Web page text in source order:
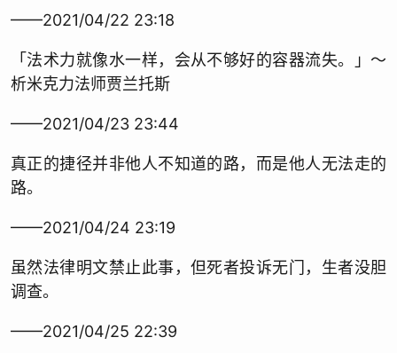
——2021/04/22 23:18
「法术力就像水一样，会从不够好的容器流失。」～
析米克力法师贾兰托斯
——2021/04/23 23:44
真正的捷径并非他人不知道的路，而是他人无法走的
路。
——2021/04/24 23:19
虽然法律明文禁止此事，但死者投诉无门，生者没胆
调查。
——2021/04/25 22:39